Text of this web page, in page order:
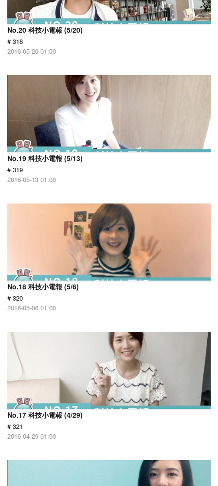
No.20 科技小電報 (5/20)
# 318
2016-05-20 01:00
No.19 科技小電報 (5/13)
# 319
2016-05-13 01:00
No.18 科技小電報 (5/6)
# 320
2016-05-06 01:00
No.17 科技小電報 (4/29)
# 321
2016-04-29 01:00